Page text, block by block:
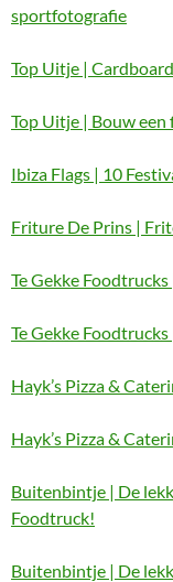
sportfotografie
Top Uitje |
Top Uitje | Bouw
Ibiza Flags | 10
Friture De Prins |
Te Gekke
Te Gekke
Hayk’s Pizza &
Hayk’s Pizza &
Buitenbintje | De
Foodtruck!
Buitenbintje | De